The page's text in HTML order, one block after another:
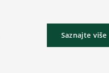
Saznajte više